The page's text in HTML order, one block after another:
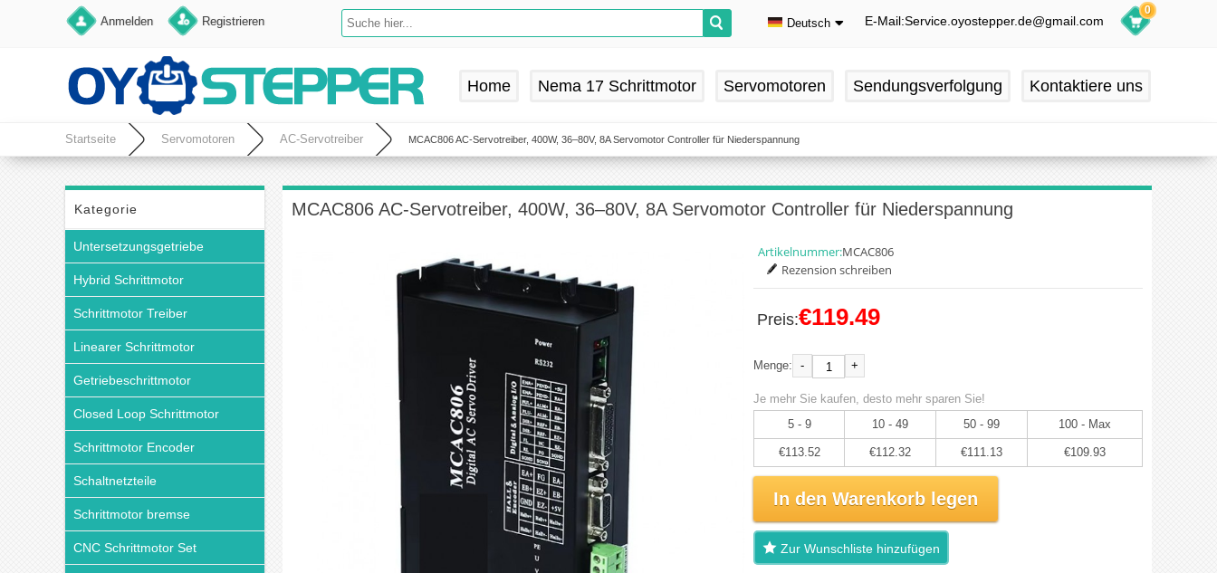
Anmelden Registrieren Deutsch
Deutsch
Español
E-Mail:Service.oyostepper.de@gmail.com
0
Home Nema 17 Schrittmotor Servomotoren Sendungsverfolgung Kontaktiere uns
Startseite Servomotoren AC-Servotreiber MCAC806 AC-Servotreiber, 400W, 36–80V, 8A Servomotor Controller für Niederspannung
Kategorie
Untersetzungsgetriebe
Hybrid Schrittmotor
Schrittmotor Treiber
Linearer Schrittmotor
Getriebeschrittmotor
Closed Loop Schrittmotor
Schrittmotor Encoder
Schaltnetzteile
Schrittmotor bremse
CNC Schrittmotor Set
MCAC806 AC-Servotreiber, 400W, 36–80V, 8A Servomotor Controller für Niederspannung
Artikelnummer:MCAC806
Rezension schreiben
Preis:€119.49
Menge: - +
Je mehr Sie kaufen, desto mehr sparen Sie!
5 - 9
10 - 49 50 - 99 100 - Max
€113.52 €112.32 €111.13 €109.93
In den Warenkorb legen
Zur Wunschliste hinzufügen